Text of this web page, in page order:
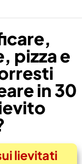
pizza e
in 30
lievitati